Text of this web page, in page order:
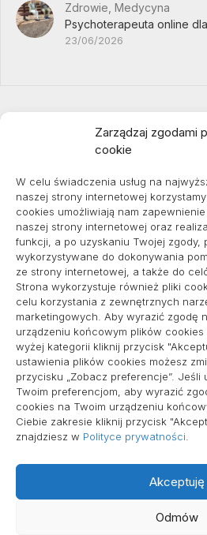
Zarządzaj zgodami
cookie
W celu świadczenia usług na
naszej strony internetowej
cookies umożliwiają nam zapewnienie
naszej strony internetowej oraz
funkcji, a po uzyskaniu Twojej zgody,
wykorzystywane do dokonywania
ze strony internetowej, a także do
Strona wykorzystuje również pliki
celu korzystania z zewnętrznych
marketingowych. Aby wyrazić zgodę
urządzeniu końcowym plików
wyżej kategorii kliknij przycisk
ustawienia plików cookies możesz
przycisku „Zobacz preferencje”. Jeśli
Twoim preferencjom, aby wyrazić
cookies na Twoim urządzeniu
Ciebie zakresie kliknij przycisk
znajdziesz w Polityce prywatności
Akceptuję
Odmów
Zdrowie, Medycyna
Psychoterapeuta online
23/06/2026
pozycjonowanie lokalne
Informacje
Polityka plików cookies (EU)
Polityka prywatności
Wszelkie prawa